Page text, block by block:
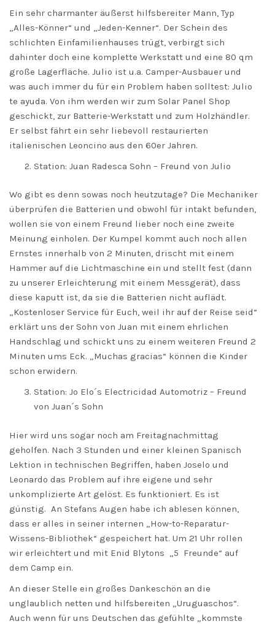
Ein sehr charmanter äußerst hilfsbereiter Mann, Typ
„Alles-Könner“ und „Jeden-Kenner“. Der Schein des
schlichten Einfamilienhauses trügt, verbirgt sich
dahinter doch eine komplette Werkstatt und eine 80 qm
große Lagerfläche. Julio ist u.a. Camper-Ausbauer und
was auch immer du für ein Problem haben solltest: Julio
te ayuda. Von ihm werden wir zum Solar Panel Shop
geschickt, zur Batterie-Werkstatt und zum Holzhändler.
Er selbst fährt ein sehr liebevoll restaurierten
italienischen Leoncino aus den 60er Jahren.
Station: Juan Radesca Sohn – Freund von Julio
Wo gibt es denn sowas noch heutzutage? Die Mechaniker
überprüfen die Batterien und obwohl für intakt befunden,
wollen sie von einem Freund lieber noch eine zweite
Meinung einholen. Der Kumpel kommt auch noch allen
Ernstes innerhalb von 2 Minuten, drischt mit einem
Hammer auf die Lichtmaschine ein und stellt fest (dann
zu unserer Erleichterung mit einem Messgerät), dass
diese kaputt ist, da sie die Batterien nicht auflädt.
„Kostenloser Service für Euch, weil ihr auf der Reise seid“
erklärt uns der Sohn von Juan mit einem ehrlichen
Handschlag und schickt uns zu einem weiteren Freund 2
Minuten ums Eck. „Muchas gracias“ können die Kinder
schon erwidern.
Station: Jo Elo´s Electricidad Automotriz – Freund
von Juan´s Sohn
Hier wird uns sogar noch am Freitagnachmittag
geholfen. Nach 3 Stunden und einer kleinen Spanisch
Lektion in technischen Begriffen, haben Joselo und
Leonardo das Problem auf ihre eigene und sehr
unkomplizierte Art gelöst. Es funktioniert. Es ist
günstig. An Stefans Augen habe ich ablesen können,
dass er alles in seiner internen „How-to-Reparatur-
Wissens-Bibliothek“ gespeichert hat. Um 21 Uhr rollen
wir erleichtert und mit Enid Blytons „5 Freunde“ auf
dem Camp ein.
An dieser Stelle ein großes Dankeschön an die
unglaublich netten und hilfsbereiten „Uruguaschos“.
Auch wenn für uns Deutschen das gefühlte „kommste